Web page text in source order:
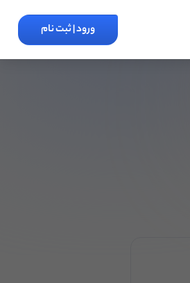
ورود | ثبت نام